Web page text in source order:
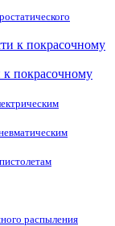
к покрасочному
распыления